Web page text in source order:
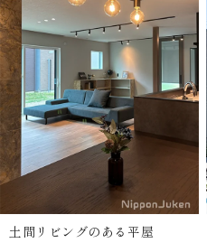
土間リビングのある平屋